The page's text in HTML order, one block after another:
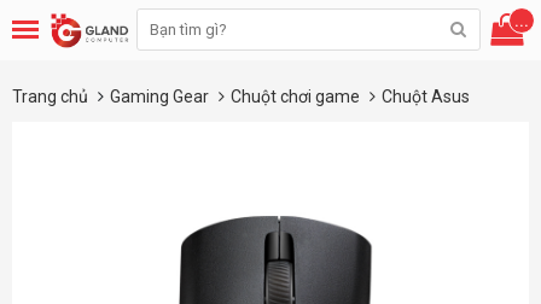
...
Trang chủ Gaming Gear Chuột chơi game Chuột Asus